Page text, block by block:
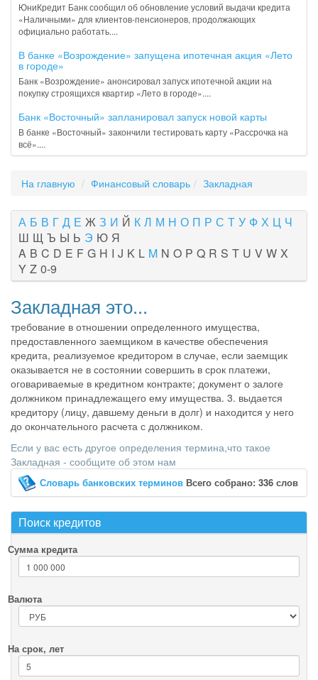
ЮниКредит Банк сообщил об обновление условий выдачи кредита
«Наличными» для клиентов-пенсионеров, продолжающих
официально работать....
В банке «Возрождение» запущена ипотечная акция «Лето
в городе»
Банк «Возрождение» анонсировал запуск ипотечной акции на
покупку строящихся квартир «Лето в городе»....
Банк «Восточный» запланировал запуск новой карты
В банке «Восточный» закончили тестировать карту «Рассрочка на
всё»....
На главную Финансовый словарь Закладная
А Б В Г Д Е Ж З И Й К Л М Н О П Р С Т У Ф Х Ц Ч
Ш Щ Ъ Ы Ь Э Ю Я
A B C D E F G H I J K L M N O P Q R S T U V W X
Y Z 0-9
Закладная это...
требование в отношении определенного имущества,
предоставленного заемщиком в качестве обеспечения
кредита, реализуемое кредитором в случае, если заемщик
оказывается не в состоянии совершить в срок платежи,
оговариваемые в кредитном контракте; документ о залоге
должником принадлежащего ему имущества. 3. выдается
кредитору (лицу, давшему деньги в долг) и находится у него
до окончательного расчета с должником.
Если у вас есть другое определения термина,что такое
Закладная - сообщите об этом нам
Словарь банковских терминов Всего собрано: 336 слов
Поиск кредитов
Сумма кредита
Валюта
На срок, лет